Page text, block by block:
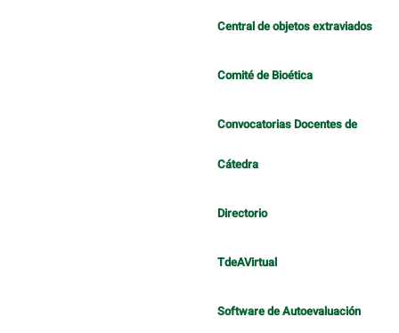
Central de objetos extraviados
Comité de Bioética
Convocatorias Docentes de
Cátedra
Directorio
TdeAVirtual
Software de Autoevaluación